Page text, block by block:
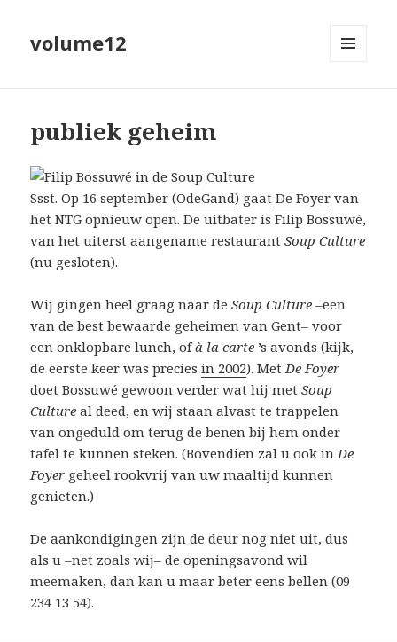
volume12
publiek geheim
Ssst. Op 16 september (OdeGand) gaatDe Foyer van
het NTG opnieuw open. De uitbater is Filip Bossuwé,
van het uiterst aangename restaurantSoup Culture
(nu gesloten).
Wij gingen heel graag naar deSoup Culture –een
van de best bewaarde geheimen van Gent– voor
een onklopbare lunch, ofà la carte ’s avonds (kijk,
de eerste keer was preciesin 2002). MetDe Foyer
doet Bossuwé gewoon verder wat hij metSoup
Culture al deed, en wij staan alvast te trappelen
van ongeduld om terug de benen bij hem onder
tafel te kunnen steken. (Bovendien zal u ook inDe
Foyer geheel rookvrij van uw maaltijd kunnen
genieten.)
De aankondigingen zijn de deur nog niet uit, dus
als u –net zoals wij– de openingsavond wil
meemaken, dan kan u maar beter eens bellen (09
234 13 54).